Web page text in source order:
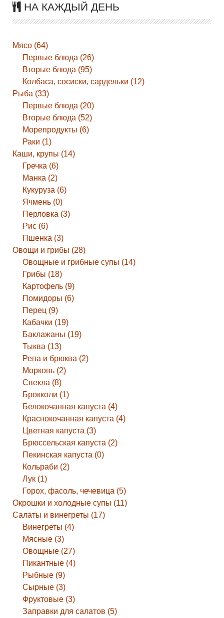
НА КАЖДЫЙ ДЕНЬ
Мясо (64)
Первые блюда (26)
Вторые блюда (95)
Колбаса, сосиски, сардельки (12)
Рыба (33)
Первые блюда (20)
Вторые блюда (52)
Морепродукты (6)
Раки (1)
Каши, крупы (14)
Гречка (6)
Манка (2)
Кукуруза (6)
Ячмень (0)
Перловка (3)
Рис (6)
Пшенка (3)
Овощи и грибы (28)
Овощные и грибные супы (14)
Грибы (18)
Картофель (9)
Помидоры (6)
Перец (9)
Кабачки (19)
Баклажаны (19)
Тыква (13)
Репа и брюква (2)
Морковь (2)
Свекла (8)
Брокколи (1)
Белокочанная капуста (4)
Краснокочанная капуста (4)
Цветная капуста (3)
Брюссельская капуста (2)
Пекинская капуста (0)
Кольраби (2)
Лук (1)
Горох, фасоль, чечевица (5)
Окрошки и холодные супы (11)
Салаты и винегреты (17)
Винегреты (4)
Мясные (3)
Овощные (27)
Пикантные (4)
Рыбные (9)
Сырные (3)
Фруктовые (3)
Заправки для салатов (5)